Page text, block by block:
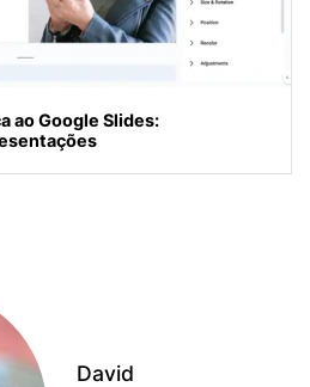
ao Google Slides:
David